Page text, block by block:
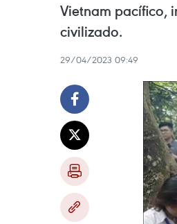
Vietnam pacífico,
civilizado.
29/04/2023 09:49